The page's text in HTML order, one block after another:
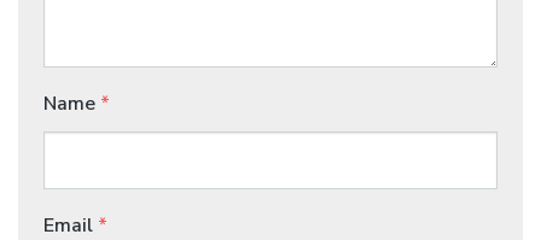
Name *
Email *